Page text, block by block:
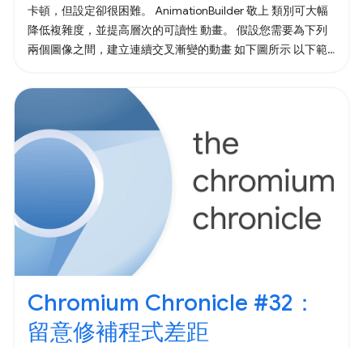
卡頓，但設定卻很困難。 AnimationBuilder 敬上 類別可大幅
降低複雜度，並提高層次的可讀性 動畫。 假設您需要為下列
兩個圖像之間，建立連續交叉漸變的動畫 如下圖所示 以下範
何使用 AnimationBuilder 建立相同效果。 離開範圍時，動畫
就會開始。 您希望寫入或讀取哪個程式碼？更重要的是，
AnimationBuilder
Chromium Chronicle #32：
留意修補程式差距